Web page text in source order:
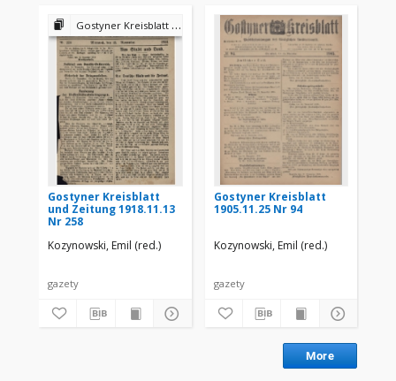
Gostyner Kreisblatt 1918
Gostyner Kreisblatt
und Zeitung 1918.11.13
Nr 258
Kozynowski, Emil (red.)
gazety
Gostyner Kreisblatt
1905.11.25 Nr 94
Kozynowski, Emil (red.)
gazety
More